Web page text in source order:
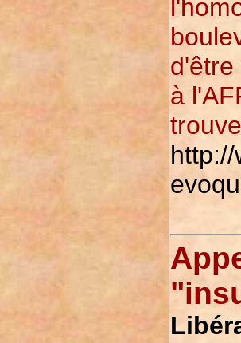
d'être
à